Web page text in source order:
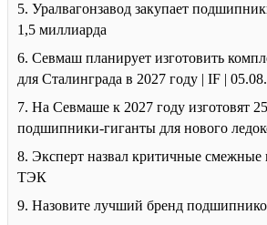
5. Уралвагонзавод закупает
1,5 миллиарда
6. Севмаш планирует изготовить
для Сталинграда в 2027 году | IF |
7. На Севмаше к 2027 году изготовят
подшипники-гиганты для нового
8. Эксперт назвал критичные смежные
ТЭК
9. Назовите лучший бренд